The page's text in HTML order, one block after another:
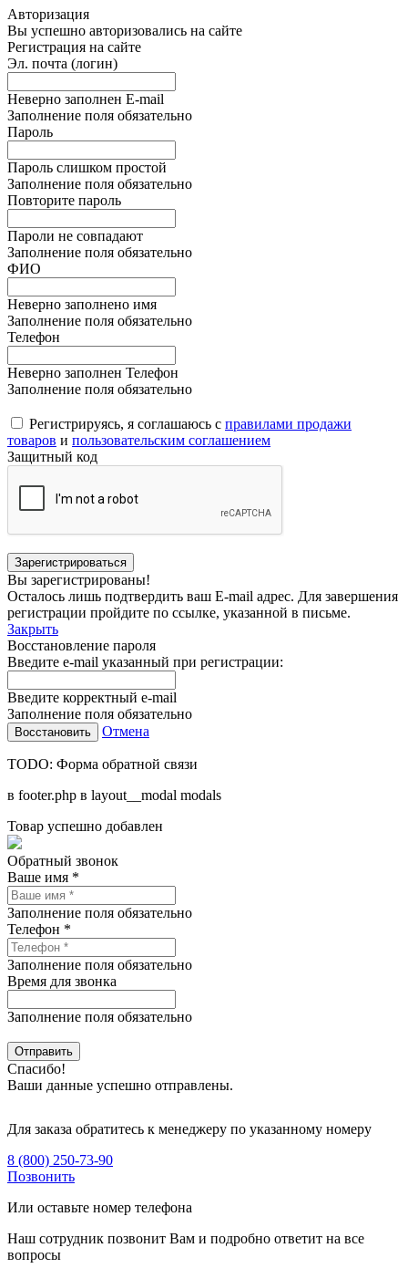
Авторизация
Вы успешно авторизовались на сайте
Регистрация на сайте
Эл. почта (логин)
Неверно заполнен E-mail
Заполнение поля обязательно
Пароль
Пароль слишком простой
Заполнение поля обязательно
Повторите пароль
Пароли не совпадают
Заполнение поля обязательно
ФИО
Неверно заполнено имя
Заполнение поля обязательно
Телефон
Неверно заполнен Телефон
Заполнение поля обязательно
Регистрируясь, я соглашаюсь с правилами продажи
товаров и пользовательским соглашением
Защитный код
Вы зарегистрированы!
Осталось лишь подтвердить ваш E-mail адрес. Для завершения
регистрации пройдите по ссылке, указанной в письме.
Закрыть
Восстановление пароля
Введите e-mail указанный при регистрации:
Введите корректный e-mail
Заполнение поля обязательно
Отмена
TODO: Форма обратной связи
в footer.php в layout__modal modals
Товар успешно добавлен
Обратный звонок
Ваше имя *
Заполнение поля обязательно
Телефон *
Заполнение поля обязательно
Время для звонка
Заполнение поля обязательно
Спасибо!
Ваши данные успешно отправлены.
Для заказа обратитесь к менеджеру по указанному номеру
8 (800) 250-73-90
Позвонить
Или оставьте номер телефона
Наш сотрудник позвонит Вам и подробно ответит на все
вопросы